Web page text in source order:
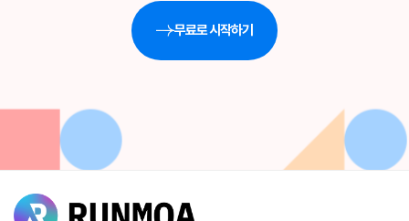
무료로 시작하기